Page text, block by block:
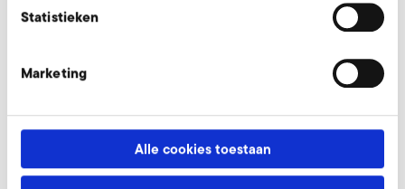
Statistieken
Marketing
Alle cookies toestaan
AirKnife
opgebouwd gebruik